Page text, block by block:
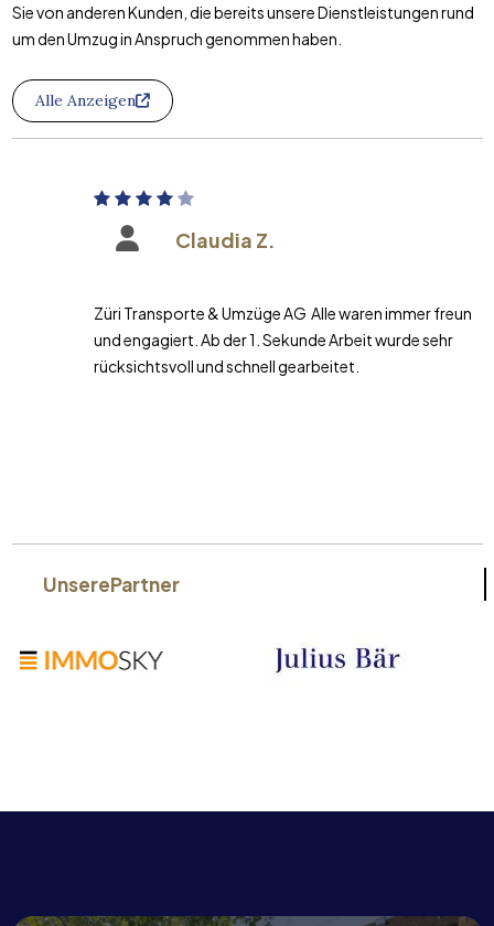
Sie von anderen Kunden, die bereits unsere Dienstleistungen rund
um den Umzug in Anspruch genommen haben.
Alle Anzeigen
Claudia Z.
Züri Transporte & Umzüge AG Alle waren immer freundlich
und engagiert. Ab der 1. Sekunde Arbeit wurde sehr
rücksichtsvoll und schnell gearbeitet.
UnserePartner